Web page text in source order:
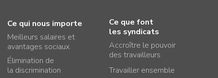
Ce qui nous importe
Meilleurs salaires et
avantages sociaux
Élimination de
la discrimination
Ce que font
les syndicats
Accroître le pouvoir
des travailleurs
Travailler ensemble